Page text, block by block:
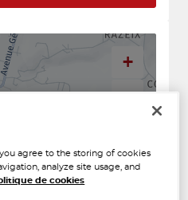
+
−
agree to the storing of cookies
analyze site usage, and
de cookies